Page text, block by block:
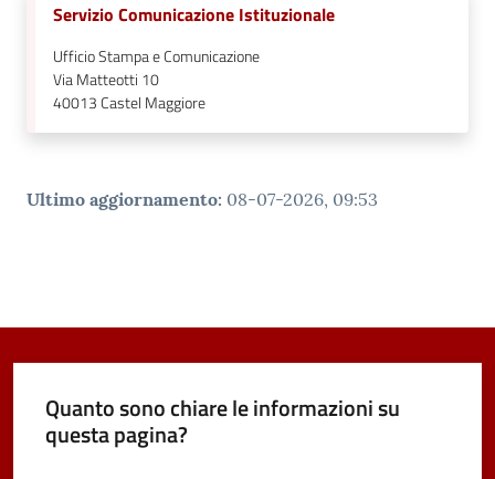
Servizio Comunicazione Istituzionale
Ufficio Stampa e Comunicazione
Via Matteotti 10
40013Castel Maggiore
Ultimo aggiornamento: 08-07-2026, 09:53
Quanto sono chiare le informazioni su
questa pagina?